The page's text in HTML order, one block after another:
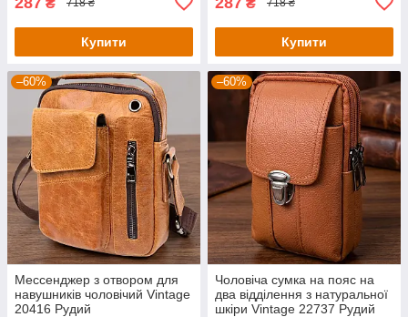
718 ₴
Купити
718 ₴
Купити
–60%
Мессенджер з отвором для
навушників чоловічий Vintage
20416 Рудий
–60%
Чоловіча сумка на пояс на
два відділення з натуральної
шкіри Vintage 22737 Рудий